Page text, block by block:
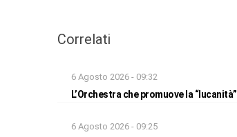
Correlati
6 Agosto 2026 - 09:32
L’Orchestra che promuove la “lucanità”
6 Agosto 2026 - 09:25